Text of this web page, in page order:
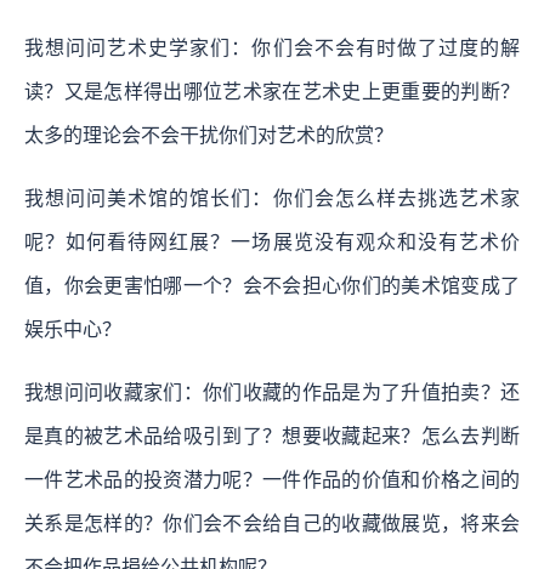
我想问问艺术史学家们：你们会不会有时做了过度的解
读？又是怎样得出哪位艺术家在艺术史上更重要的判断？
太多的理论会不会干扰你们对艺术的欣赏？
我想问问美术馆的馆长们：你们会怎么样去挑选艺术家
呢？如何看待网红展？一场展览没有观众和没有艺术价
值，你会更害怕哪一个？会不会担心你们的美术馆变成了
娱乐中心？
我想问问收藏家们：你们收藏的作品是为了升值拍卖？还
是真的被艺术品给吸引到了？想要收藏起来？怎么去判断
一件艺术品的投资潜力呢？一件作品的价值和价格之间的
关系是怎样的？你们会不会给自己的收藏做展览，将来会